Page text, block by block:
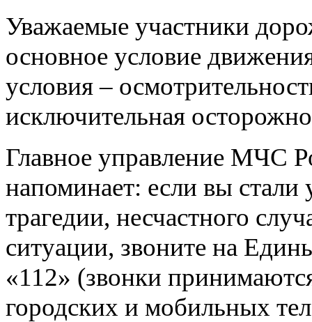
Уважаемые участники
основное условие
условия –
исключительная
Главное управление МЧС
напоминает: если вы стали
трагедии, несчастного
ситуации, звоните на
«112» (звонки
городских и мобильных